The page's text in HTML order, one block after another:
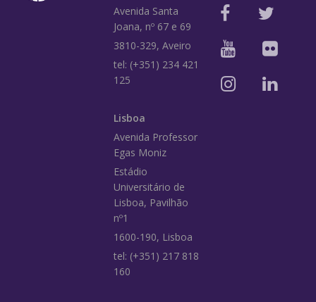
Avenida Santa
Joana, nº 67 e 69
3810-329, Aveiro
tel: (+351) 234 421
125
Lisboa
Avenida Professor
Egas Moniz
Estádio
Universitário de
Lisboa, Pavilhão
nº1
1600-190, Lisboa
tel: (+351) 217 818
160